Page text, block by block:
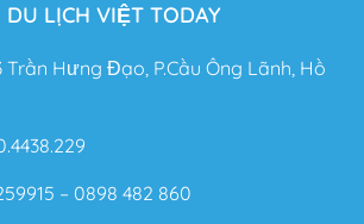
LỊCH VIỆT TODAY
Trần Hưng Đạo, P.Cầu Ông Lãnh, Hồ
– 0898 482 860